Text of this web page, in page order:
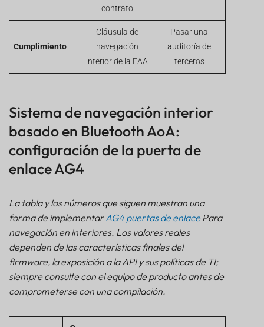
contrato
Cumplimiento
Cláusula de
navegación
interior de la EAA
Pasar una
auditoría de
terceros
Sistema de navegación interior
basado en Bluetooth AoA:
configuración de la puerta de
enlace AG4
La tabla y los números que siguen muestran una
forma de implementarAG4 puertas de enlacePara
navegación en interiores. Los valores reales
dependen de las características finales del
firmware, la exposición a la API y sus políticas de TI;
siempre consulte con el equipo de producto antes de
comprometerse con una compilación.